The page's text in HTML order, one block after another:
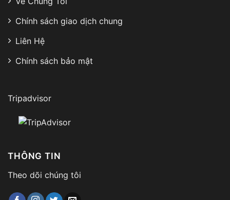
Chính sách giao dịch chung
Liên Hệ
Chính sách bảo mật
Tripadvisor
THÔNG TIN
Theo dõi chúng tôi